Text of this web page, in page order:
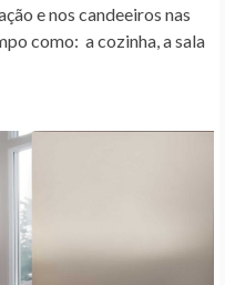
e nos candeeiros nas
como: a cozinha, a sala